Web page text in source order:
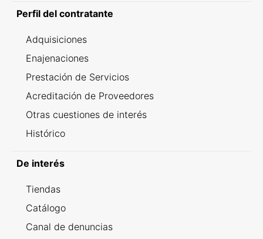
Perfil del contratante
Adquisiciones
Enajenaciones
Prestación de Servicios
Acreditación de Proveedores
Otras cuestiones de interés
Histórico
De interés
Tiendas
Catálogo
Canal de denuncias